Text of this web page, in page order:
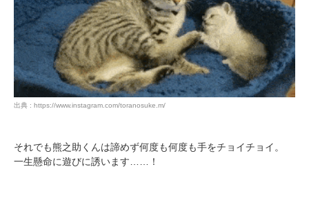
出典 : https://www.instagram.com/toranosuke.m/
それでも熊之助くんは諦めず何度も何度も手をチョイチョイ。
一生懸命に遊びに誘います……！